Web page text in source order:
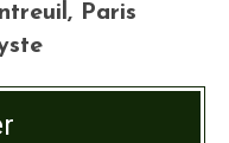
Paris